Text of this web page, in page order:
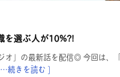
を選ぶ人が10%?!
オ」の最新話を配信◎ 今回は、
続きを読む ]